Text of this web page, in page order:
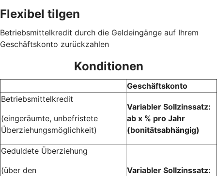
Flexibel tilgen
Betriebsmittelkredit durch die Geldeingänge auf Ihrem
Geschäftskonto zurückzahlen
Konditionen
Geschäftskonto
Betriebsmittelkredit
(eingeräumte, unbefristete
Überziehungsmöglichkeit)
Variabler Sollzinssatz:
ab x % pro Jahr
(bonitätsabhängig)
Geduldete Überziehung
(über den
Variabler Sollzinssatz: